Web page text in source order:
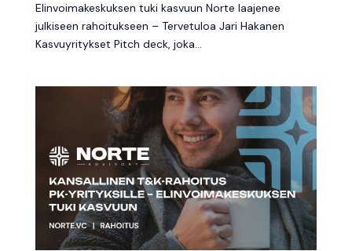
Elinvoimakeskuksen tuki kasvuun Norte laajenee
julkiseen rahoitukseen – Tervetuloa Jari Hakanen
Kasvuyritykset Pitch deck, joka...